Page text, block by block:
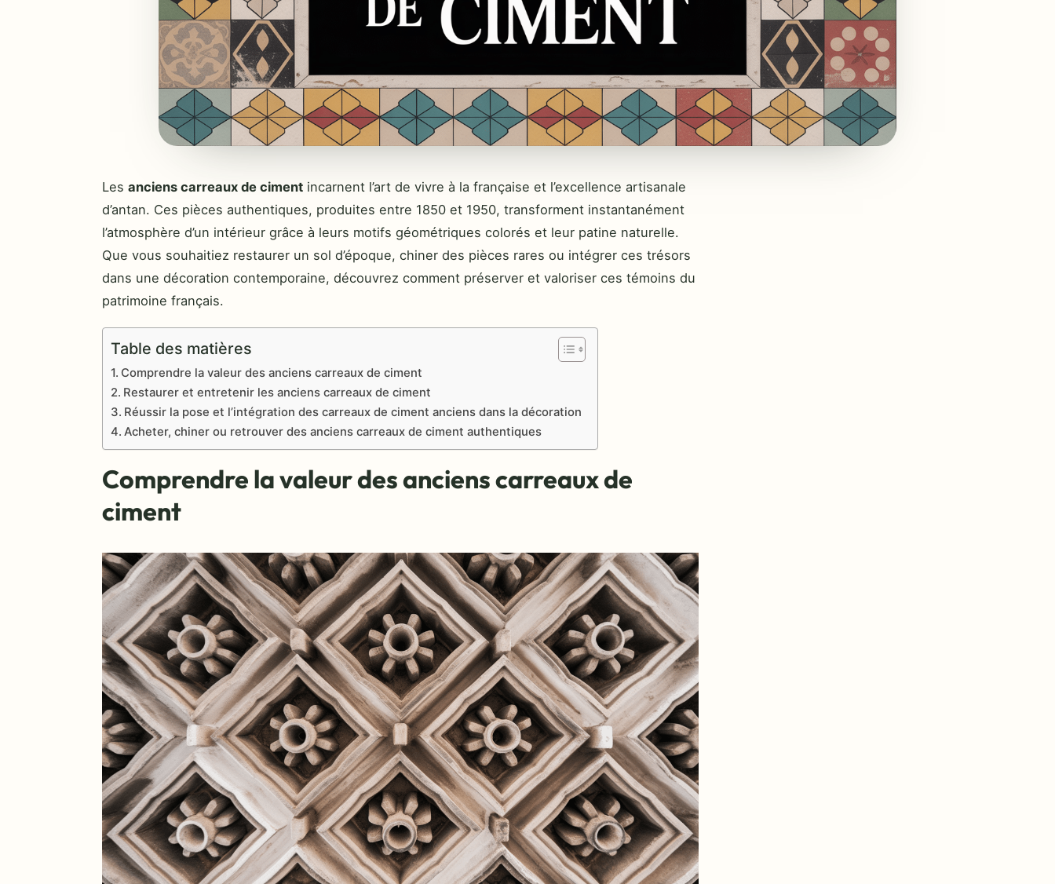
Les anciens carreaux de ciment incarnent l’art de vivre à la française et l’excellence artisanale
d’antan. Ces pièces authentiques, produites entre 1850 et 1950, transforment instantanément
l’atmosphère d’un intérieur grâce à leurs motifs géométriques colorés et leur patine naturelle.
Que vous souhaitiez restaurer un sol d’époque, chiner des pièces rares ou intégrer ces trésors
dans une décoration contemporaine, découvrez comment préserver et valoriser ces témoins du
patrimoine français.
Table des matières
Comprendre la valeur des anciens carreaux de ciment
Restaurer et entretenir les anciens carreaux de ciment
Réussir la pose et l’intégration des carreaux de ciment anciens dans la décoration
Acheter, chiner ou retrouver des anciens carreaux de ciment authentiques
Comprendre la valeur des anciens carreaux de
ciment